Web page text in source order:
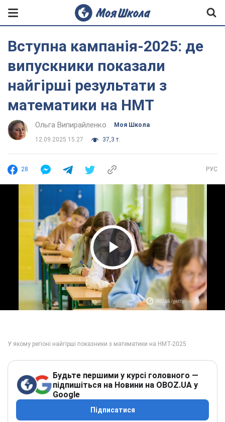
Вступна кампанія-2025: де
випускники показали
найгірші результати з
математики на НМТ
Ольга Випирайленко Моя Школа
12.09.2025 15:27 37,3 т.
28 РУС
Play Video
Будьте першими у курсі головного —
підпишіться на Новини на OBOZ.UA у
Google
Підписатися